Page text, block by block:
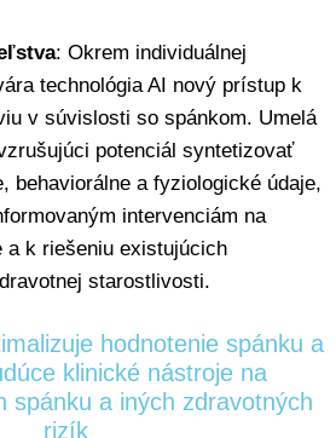
: Okrem individuálnej
technológia AI nový prístup k
v súvislosti so spánkom. Umelá
potenciál syntetizovať
behaviorálne a fyziologické údaje,
intervenciám na
a k riešeniu existujúcich
starostlivosti.
hodnotenie spánku a
klinické nástroje na
spánku a iných zdravotných
rizík